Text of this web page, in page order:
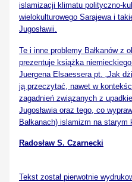
islamizacji klimatu polityczno-
wielokulturowego Sarajewa i
Jugosławii.
Te i inne problemy Bałkanów z
prezentuje książka
Juergena Elsaessera pt. „Jak
ją przeczytać, nawet w
zagadnień związanych z
Jugosławia oraz tego, co
Bałkanach) islamizm na starym
Radosław S. Czarnecki
Tekst został pierwotnie